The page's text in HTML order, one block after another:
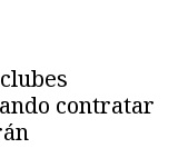
contratar